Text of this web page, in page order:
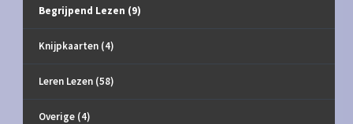
Begrijpend Lezen (9)
Knijpkaarten (4)
Leren Lezen (58)
Overige (4)